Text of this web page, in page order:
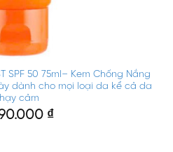
SPF 50 75ml– Kem Chống Nắng
dành cho mọi loại da kể cả da
cảm
₫